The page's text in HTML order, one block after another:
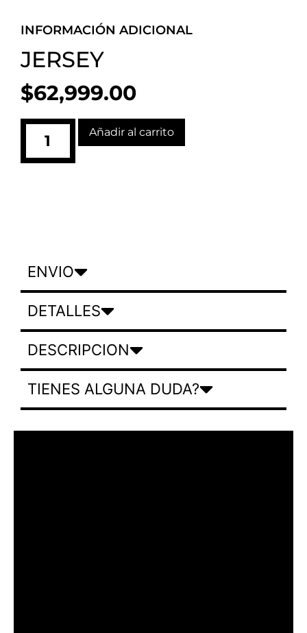
INFORMACIÓN ADICIONAL
JERSEY
$62,999.00
Añadir al carrito
ENVIO
DETALLES
DESCRIPCION
TIENES ALGUNA DUDA?